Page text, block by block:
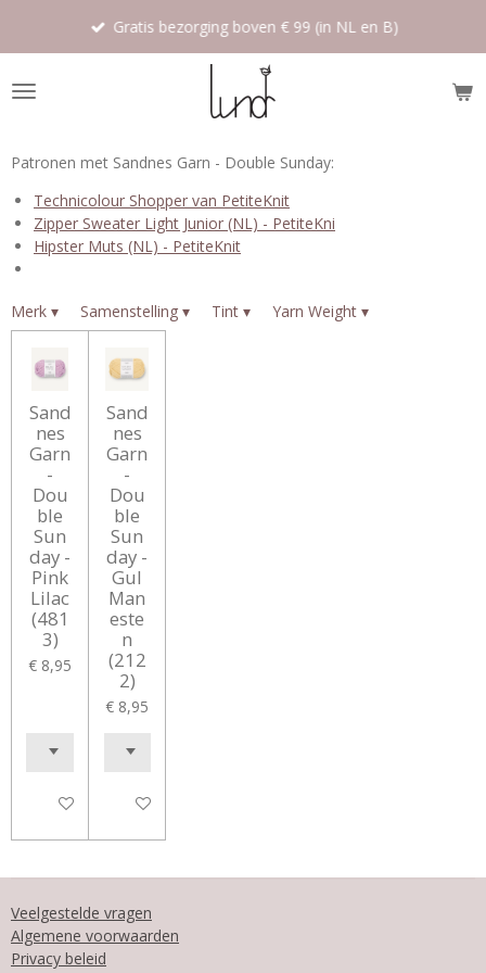
de
Gratis bezorging boven € 99 (in NL en B)
Patronen met Sandnes Garn - Double Sunday:
Technicolour Shopper van PetiteKnit
Zipper Sweater Light Junior (NL) - PetiteKni
Hipster Muts (NL) - PetiteKnit
Merk ▾ Samenstelling ▾ Tint ▾ Yarn Weight ▾
Sand
nes
Garn
-
Dou
ble
Sun
day -
Pink
Lilac
(481
3)
€ 8,95
In winkelwagen
Sand
nes
Garn
-
Dou
ble
Sun
day -
Gul
Man
este
n
(212
2)
€ 8,95
In winkelwagen
Veelgestelde vragen
Algemene voorwaarden
Privacy beleid